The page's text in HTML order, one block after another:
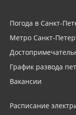
Погода в Санкт-
Метро Санкт-
График развода
Вакансии
Расписание